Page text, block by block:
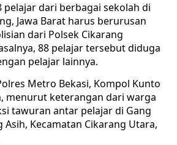
pelajar dari berbagai sekolah di
Jawa Barat harus berurusan
dari Polsek Cikarang
88 pelajar tersebut diduga
pelajar lainnya.
Metro Bekasi, Kompol Kunto
menurut keterangan dari warga
tawuran antar pelajar di Gang
Asih, Kecamatan Cikarang Utara,